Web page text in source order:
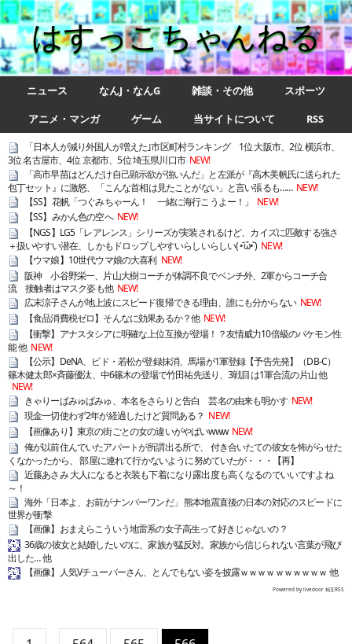
はすっこちゃんねる
ニュース なんJ・なんG 雑談・その他
スポーツ
アニメ・マンガ
ゲーム 当サイトについて RSS
「日本人が減り外国人が増えた｣市区町村ランキング 1位 大阪市、2位 横浜市、
3位 名古屋市、4位 京都市、5位 埼玉県川口市 NEW!
「高市早苗はどんだけ自己顕示欲が強いんだ」と左派が『高木美帆氏に送られた
包丁セット』に激怒、「こんな首相は見たことがない」と言い張るも…… NEW!
【SS】花帆「つぐみちゃーん！ 一緒に海行こうよー！」
NEW!
【SS】みかん色の空へ NEW!
【NGS】LG5「レアレンス」シリーズが実装されるけど、カイズに匹敵する強さ
＋扱いやすい潜在、しかもドロップしやすいらしいらしい( •᷄ὤ•᷅ ) NEW!
【ウマ娘】10世代ウマ娘の大喜利 NEW!
阪神 小谷野栄一、片山大樹コーチが体調不良でベンチ外、2軍からコーチ合
流 接触者はマスク姿も他 NEW!
広末涼子さんが地上波にスピード復帰できる理由、誰にも分からない NEW!
【食品消費税ゼロ】そんなに効果あるか？他 NEW!
【衝撃】アナスタシアに明確な上位互換が登場！？友情威力10倍級のバケモン性
能 他 NEW!
【公示】DeNA、ビド・若松が登録抹消、馬場が1軍登録【予告先発】（DB-C）
篠木健太郎×斉藤優汰、中6篠木の登場で竹田祐先送り、3戦目は1軍合流の片山 他
NEW!
きゃりーぱみゅぱみゅ、本名をさらりと告白 芸名の由来も明かす NEW!
現金一切使わず2年が経過したけど質問ある？ NEW!
【画像あり】東京の街ごとの女の違いがやばいwww NEW!
俺が以前住んでいたアパートが所謂出る所で、 付き合いたての彼女を怖がらせた
くなかったから、 部屋に連れて行かないように努めていたが・・・【再】
近藤あさみ 大人になると衣装も下着になり露出度も高くなるのでいいですよね
～！
海外「日本よ、お前がナンバーワンだ」 熊本地震直後の日本の対応のスピードに
世界が衝撃
【画像】おまえらこういう地雷系の女子高生って好きじゃないの？
36歳の彼女と結婚したいのに、家族が猛反対。家族から信じられない言葉が飛び
出した… 他
【画像】人気Vチューバーさん、とんでもない姿を披露ｗｗｗｗｗｗｗｗｗｗ 他
Powered by livedoor 相互RSS